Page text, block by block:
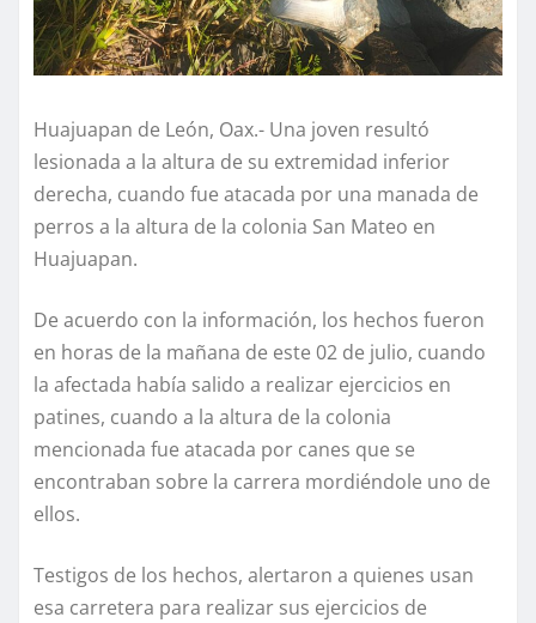
Huajuapan de León, Oax.- Una joven resultó
lesionada a la altura de su extremidad inferior
derecha, cuando fue atacada por una manada de
perros a la altura de la colonia San Mateo en
Huajuapan.
De acuerdo con la información, los hechos fueron
en horas de la mañana de este 02 de julio, cuando
la afectada había salido a realizar ejercicios en
patines, cuando a la altura de la colonia
mencionada fue atacada por canes que se
encontraban sobre la carrera mordiéndole uno de
ellos.
Testigos de los hechos, alertaron a quienes usan
esa carretera para realizar sus ejercicios de